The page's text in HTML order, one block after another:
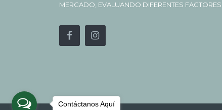
MERCADO, EVALUANDO DIFERENTES FACTORES
Contáctanos Aquí